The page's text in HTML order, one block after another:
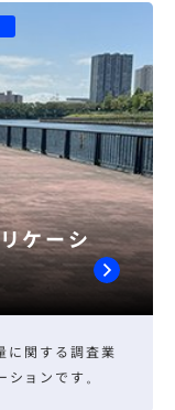
ケーシ
関する調査業
ョンです。